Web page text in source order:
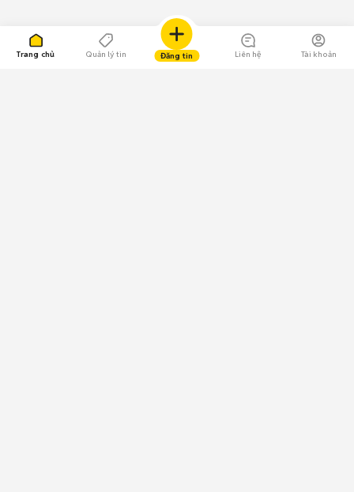
Trang chủ Quản lý tin Đăng tin Liên hệ Tài khoản